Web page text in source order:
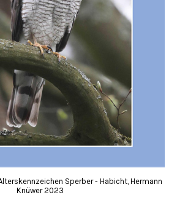
Sperber - Habicht, Hermann
Knüwer 2023